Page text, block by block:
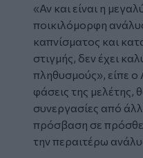
«Αν και είναι η
ποικιλόμορφη
καπνίσματος και
στιγμής, δεν έχει
πληθυσμούς», είπε ο
φάσεις της μελέτης,
συνεργασίες από
πρόσβαση σε
την περαιτέρω